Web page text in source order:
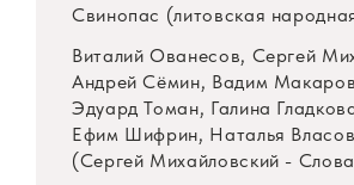
Свинопас (литовская
Виталий Ованесов, Сергей
Андрей Сёмин, Вадим
Эдуард Томан, Галина
Ефим Шифрин, Наталья
(Сергей Михайловский -